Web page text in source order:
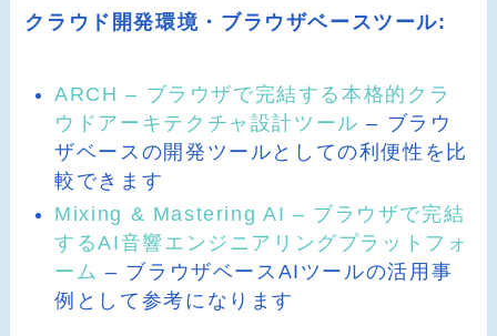
クラウド開発環境・ブラウザベースツール:
ARCH – ブラウザで完結する本格的クラ
ウドアーキテクチャ設計ツール – ブラウ
ザベースの開発ツールとしての利便性を比
較できます
Mixing & Mastering AI – ブラウザで完結
するAI音響エンジニアリングプラットフォ
ーム – ブラウザベースAIツールの活用事
例として参考になります